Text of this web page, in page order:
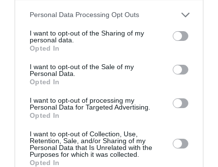
Personal Data Processing Opt Outs
I want to opt-out of the Sharing of my
personal data.
Opted In
I want to opt-out of the Sale of my
Personal Data.
Opted In
I want to opt-out of processing my
Personal Data for Targeted Advertising.
Opted In
I want to opt-out of Collection, Use,
Retention, Sale, and/or Sharing of my
Personal Data that Is Unrelated with the
Purposes for which it was collected.
Opted In
πολύ αυτό. Και όταν αναρωτιούνται τι
συμβαίνει, τότε τους εξηγώ ότι έχω το Tourette
περισσότεροιαπό ό,τι μπορείτε να
φανταστείτε
Δείτε τη να μιλάει για το σύνδρομο Tourette
σε παλαιότερη συνέντευξή της: